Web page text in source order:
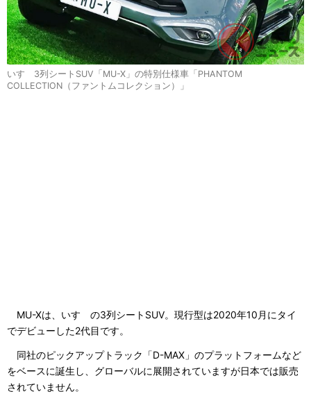
いすゞ3列シートSUV「MU-X」の特別仕様車「PHANTOM
COLLECTION（ファントムコレクション）」
MU-Xは、いすゞの3列シートSUV。現行型は2020年10月にタイ
でデビューした2代目です。
同社のピックアップトラック「D-MAX」のプラットフォームなど
をベースに誕生し、グローバルに展開されていますが日本では販売
されていません。